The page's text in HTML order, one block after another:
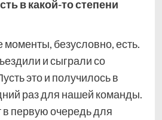
в какой-то степени
безусловно, есть.
и сыграли со
это и получилось в
раз для нашей команды.
первую очередь для